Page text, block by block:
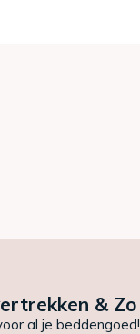
& Zo
al je beddengoed!